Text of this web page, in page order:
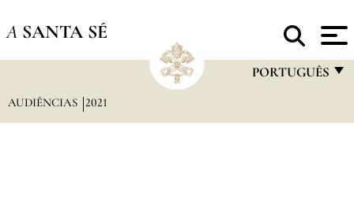
A SANTA SÉ
PORTUGUÊS
AUDIÊNCIAS 2021